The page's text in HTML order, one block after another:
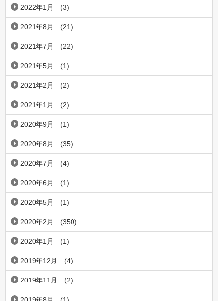
2022年1月 (3)
2021年8月 (21)
2021年7月 (22)
2021年5月 (1)
2021年2月 (2)
2021年1月 (2)
2020年9月 (1)
2020年8月 (35)
2020年7月 (4)
2020年6月 (1)
2020年5月 (1)
2020年2月 (350)
2020年1月 (1)
2019年12月 (4)
2019年11月 (2)